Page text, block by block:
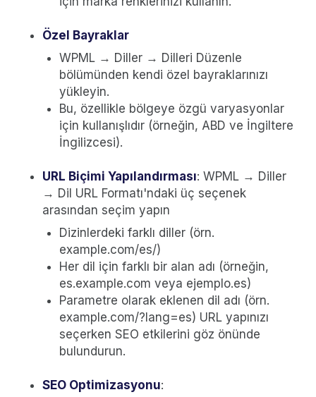
Özel Bayraklar
WPML → Diller → Dilleri Düzenle
bölümünden kendi özel bayraklarınızı
yükleyin.
Bu, özellikle bölgeye özgü varyasyonlar
için kullanışlıdır (örneğin, ABD ve İngiltere
İngilizcesi).
URL Biçimi Yapılandırması: WPML → Diller
→ Dil URL Formatı'ndaki üç seçenek
arasından seçim yapın
Dizinlerdeki farklı diller (örn.
example.com/es/)
Her dil için farklı bir alan adı (örneğin,
es.example.com veya ejemplo.es)
Parametre olarak eklenen dil adı (örn.
example.com/?lang=es) URL yapınızı
seçerken SEO etkilerini göz önünde
bulundurun.
SEO Optimizasyonu: